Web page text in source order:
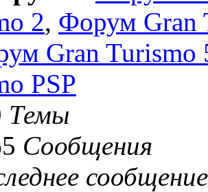
2, Форум Gran
Gran Turismo
PSP
Темы
Сообщения
сообщение